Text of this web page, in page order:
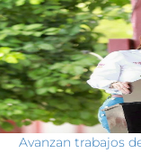
Avanzan trabajos